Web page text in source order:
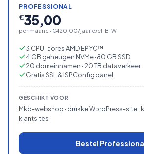
PROFESSIONAL
€35,00
per maand · €420,00/jaar excl. BTW
3 CPU-cores AMD EPYC™
4 GB geheugen NVMe · 80 GB SSD
20 domeinnamen · 20 TB dataverkeer
Gratis SSL & ISPConfig panel
GESCHIKT VOOR
Mkb-webshop · drukke WordPress-site ·
klantsites
Bestel